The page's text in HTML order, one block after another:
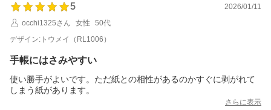
5
2026/01/11
occhi1325さん
女性
50代
デザイン:トウメイ（RL1006）
手帳にはさみやすい
使い勝手がよいです。ただ紙との相性があるのかすぐに剥がれて
しまう紙があります。
さらに表示